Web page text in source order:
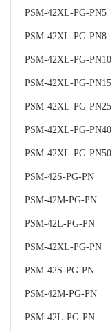
PSM-42XL-PG-PN5
PSM-42XL-PG-PN8
PSM-42XL-PG-PN10
PSM-42XL-PG-PN15
PSM-42XL-PG-PN25
PSM-42XL-PG-PN40
PSM-42XL-PG-PN50
PSM-42S-PG-PN
PSM-42M-PG-PN
PSM-42L-PG-PN
PSM-42XL-PG-PN
PSM-42S-PG-PN
PSM-42M-PG-PN
PSM-42L-PG-PN